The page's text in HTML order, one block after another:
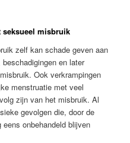
seksueel misbruik
zelf kan schade geven aan
en later
Ook verkrampingen
menstruatie met veel
zijn van het misbruik. Al
gevolgen die, door de
onbehandeld blijven